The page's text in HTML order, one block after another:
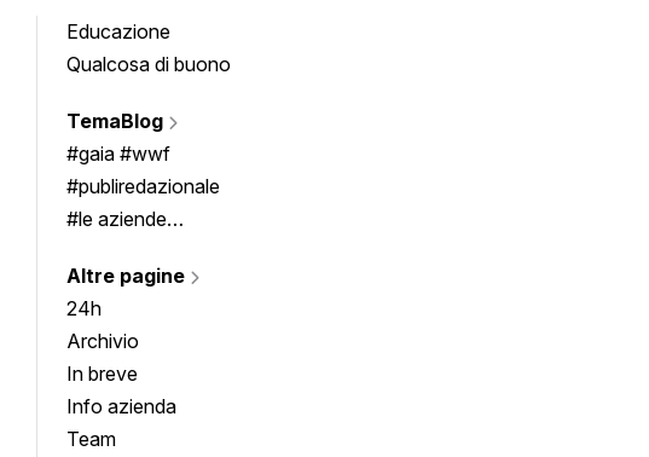
Educazione
Qualcosa di buono
TemaBlog
#gaia #wwf
#publiredazionale
#le aziende
Altre pagine
24h
Archivio
In breve
Info azienda
Team